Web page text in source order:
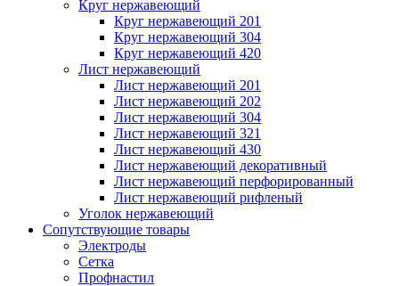
Круг нержавеющий
Круг нержавеющий 201
Круг нержавеющий 304
Круг нержавеющий 420
Лист нержавеющий
Лист нержавеющий 201
Лист нержавеющий 202
Лист нержавеющий 304
Лист нержавеющий 321
Лист нержавеющий 430
Лист нержавеющий декоративный
Лист нержавеющий перфорированный
Лист нержавеющий рифленый
Уголок нержавеющий
Cопутствующие товары
Электроды
Сетка
Профнастил